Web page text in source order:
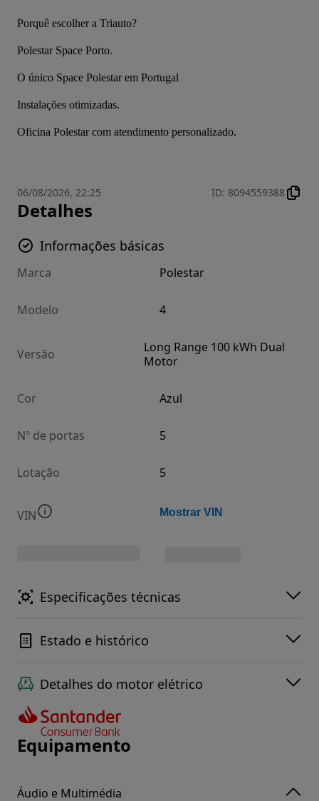
Porquê escolher a Triauto?
Polestar Space Porto.
O único Space Polestar em Portugal
Instalações otimizadas.
Oficina Polestar com atendimento personalizado.
06/08/2026, 22:25 ID: 8094559388
Detalhes
Informações básicas
Marca Polestar
Modelo 4
Versão
Long Range 100 kWh Dual
Motor
Cor Azul
Nº de portas 5
Lotação 5
VIN Mostrar VIN
Especificações técnicas
Estado e histórico
Detalhes do motor elétrico
Equipamento
Áudio e Multimédia